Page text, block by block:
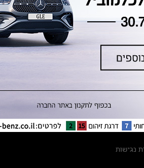
תווית צמיגים
חלפים
על הטבות לרכבי מרצדס בהסדר
נגישות